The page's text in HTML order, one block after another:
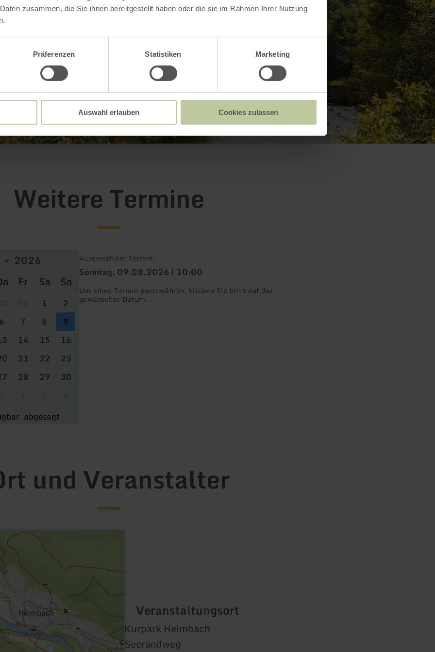
zusammen, die Sie ihnen bereitgestellt haben oder die sie im Rahmen Ihrer Nutzung
Präferenzen Statistiken Marketing
Auswahl erlauben Cookies zulassen
Weitere Termine
Fr Sa So
1
2
7 8
9
14 15
16
21 22
23
28 29
30
abgesagt
Ausgewählter Termin:
Sonntag, 09.08.2026 | 10:00
Um einen Termin auszuwählen, klicken Sie bitte auf das
gewünschte Datum.
und Veranstalter
Veranstaltungsort
Kurpark Heimbach
Seerandweg